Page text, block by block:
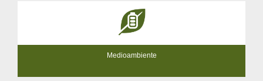
Medioambiente